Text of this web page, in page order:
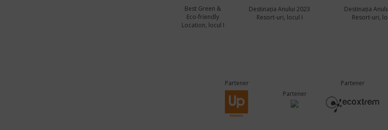
Best Green &
Eco-friendly
Location, locul I
Destinația Anului 2023
Resort-uri, locul I
Destinația
Resort-uri,
Partener
Partener
Partener